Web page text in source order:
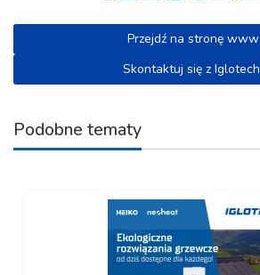
Przejdź na stronę www
Skontaktuj się z Iglotech
Podobne tematy